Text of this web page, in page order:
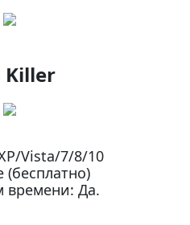
Killer
Vista/7/8/10
(бесплатно)
времени: Да.